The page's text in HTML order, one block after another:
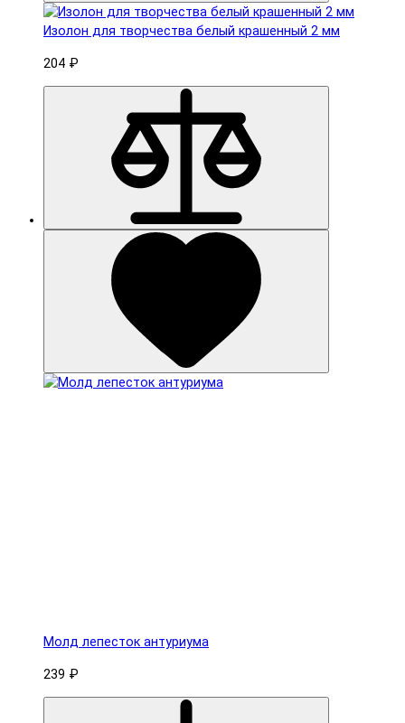
Изолон для творчества белый крашенный 2 мм
204 ₽
Молд лепесток антуриума
239 ₽